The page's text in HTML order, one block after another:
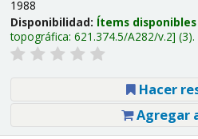
1988
Disponibilidad: Ítems
topográfica: 621.374.5/A282/v.2 (3).
Hacer
Agregar